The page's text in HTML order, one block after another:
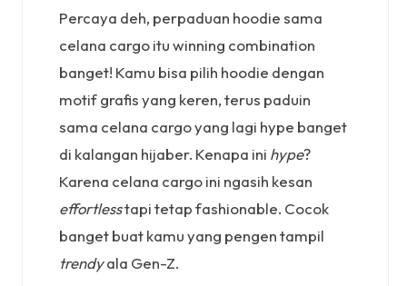
Percaya deh, perpaduan hoodie sama
celana cargo itu winning combination
banget! Kamu bisa pilih hoodie dengan
motif grafis yang keren, terus paduin
sama celana cargo yang lagi hype banget
di kalangan hijaber. Kenapa ini hype?
Karena celana cargo ini ngasih kesan
effortlesstapi tetap fashionable. Cocok
banget buat kamu yang pengen tampil
trendyala Gen-Z.